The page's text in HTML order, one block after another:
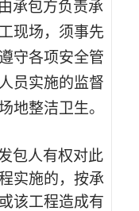
承包方负责承
现场，须事先
守各项安全管
员实施的监督
地整洁卫生。
包人有权对此
实施的，按承
该工程造成有